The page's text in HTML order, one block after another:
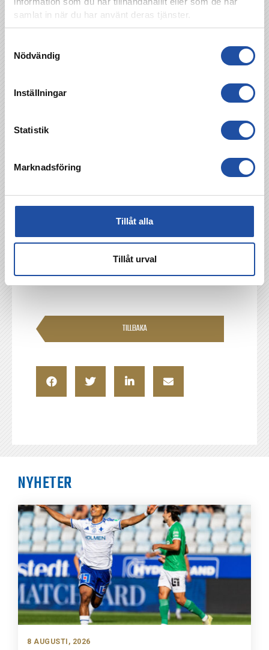
samlat in när du har använt deras tjänster.
Nödvändig
Inställningar
Statistik
Marknadsföring
Tillåt alla
Tillåt urval
TILLBAKA
NYHETER
8 AUGUSTI, 2026